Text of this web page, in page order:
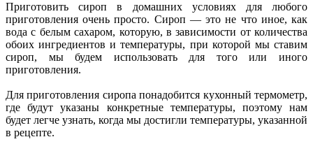
Приготовить сироп в домашних условиях для любого
приготовления очень просто. Сироп — это не что иное, как
вода с белым сахаром, которую, в зависимости от количества
обоих ингредиентов и температуры, при которой мы ставим
сироп, мы будем использовать для того или иного
приготовления.
Для приготовления сиропа понадобится кухонный термометр,
где будут указаны конкретные температуры, поэтому нам
будет легче узнать, когда мы достигли температуры, указанной
в рецепте.